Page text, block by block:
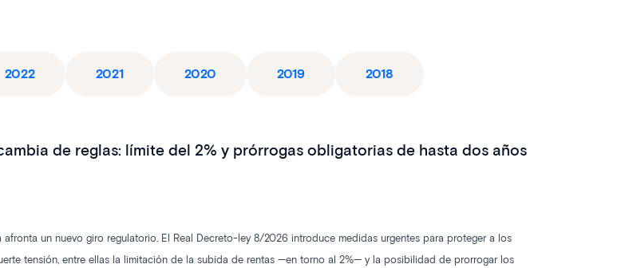
2022 2021 2020 2019 2018
de reglas: límite del 2% y prórrogas obligatorias de hasta dos años
afronta un nuevo giro regulatorio. El Real Decreto-ley 8/2026 introduce medidas urgentes para proteger a los
tensión, entre ellas la limitación de la subida de rentas —en torno al 2%— y la posibilidad de prorrogar los